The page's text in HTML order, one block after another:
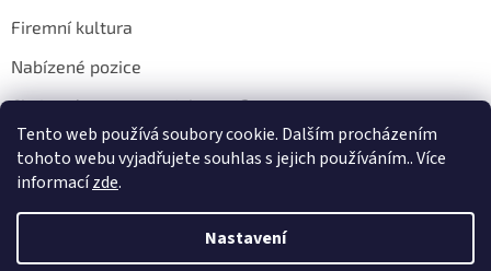
Tento web používá soubory cookie. Dalším procházením
tohoto webu vyjadřujete souhlas s jejich používáním.. Více
informacízde.
Nastavení
Firemní kultura
Nabízené pozice
Chci u vás pracovat. Jak na to?